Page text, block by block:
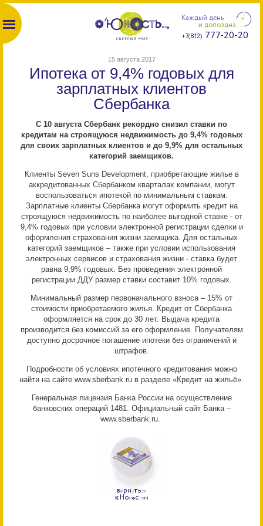
Каждый день
и допоздна...
+7(812) 777-20-20
15 августа 2017
Ипотека от 9,4% годовых для
зарплатных клиентов
Сбербанка
С 10 августа Сбербанк рекордно снизил ставки по
кредитам на строящуюся недвижимость до 9,4% годовых
для своих зарплатных клиентов и до 9,9% для остальных
категорий заемщиков.
Клиенты Seven Suns Development, приобретающие жилье в
аккредитованных Сбербанком кварталах компании, могут
воспользоваться ипотекой по минимальным ставкам.
Зарплатные клиенты Сбербанка могут оформить кредит на
строящуюся недвижимость по наиболее выгодной ставке - от
9,4% годовых при условии электронной регистрации сделки и
оформления страхования жизни заемщика. Для остальных
категорий заемщиков – также при условии использования
электронных сервисов и страхования жизни - ставка будет
равна 9,9% годовых. Без проведения электронной
регистрации ДДУ размер ставки составит 10% годовых.
Минимальный размер первоначального взноса – 15% от
стоимости приобретаемого жилья. Кредит от Сбербанка
оформляется на срок до 30 лет. Выдача кредита
производится без комиссий за его оформление. Получателям
доступно досрочное погашение ипотеки без ограничений и
штрафов.
Подробности об условиях ипотечного кредитования можно
найти на сайте www.sberbank.ru в разделе «Кредит на жильё».
Генеральная лицензия Банка России на осуществление
банковских операций 1481. Официальный сайт Банка –
www.sberbank.ru.
Вернуться
к Новостям